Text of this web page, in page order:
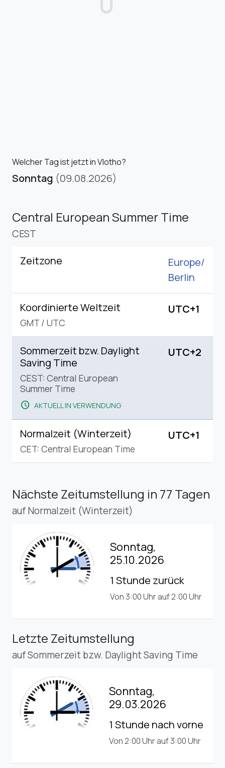
Welcher Tag ist jetzt in Vlotho?
Sonntag (09.08.2026)
Central European Summer Time
CEST
Zeitzone
Europe/
Berlin
Koordinierte Weltzeit
GMT / UTC
UTC+1
Sommerzeit bzw. Daylight
Saving Time
CEST: Central European
Summer Time
schedule AKTUELL IN VERWENDUNG
UTC+2
Normalzeit (Winterzeit)
CET: Central European Time
UTC+1
Nächste Zeitumstellung in 77 Tagen
auf Normalzeit (Winterzeit)
Sonntag,
25.10.2026
1 Stunde zurück
Von 3:00 Uhr auf 2:00 Uhr
Letzte Zeitumstellung
auf Sommerzeit bzw. Daylight Saving Time
Sonntag,
29.03.2026
1 Stunde nach vorne
Von 2:00 Uhr auf 3:00 Uhr